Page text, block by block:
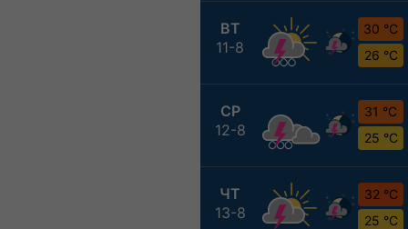
ВТ
11-8
30 °C
26 °C
СР
12-8
31 °C
25 °C
ЧТ
13-8
32 °C
25 °C